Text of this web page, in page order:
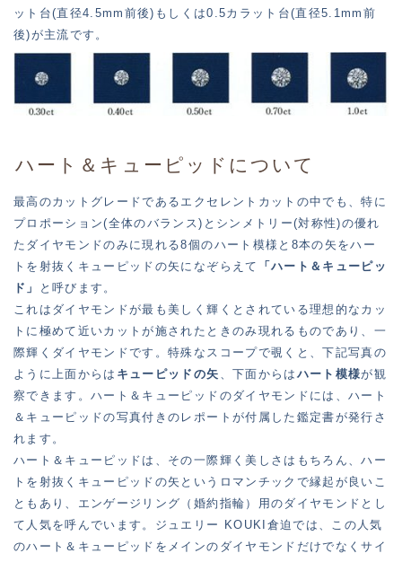
ット台(直径4.5mm前後)もしくは0.5カラット台(直径5.1mm前
後)が主流です。
ハート＆キューピッドについて
最高のカットグレードであるエクセレントカットの中でも、特に
プロポーション(全体のバランス)とシンメトリー(対称性)の優れ
たダイヤモンドのみに現れる8個のハート模様と8本の矢をハー
トを射抜くキューピッドの矢になぞらえて
「ハート＆キューピッ
ド」
と呼びます。
これはダイヤモンドが最も美しく輝くとされている理想的なカッ
トに極めて近いカットが施されたときのみ現れるものであり、一
際輝くダイヤモンドです。特殊なスコープで覗くと、下記写真の
ように上面からは キューピッドの矢 、下面からは ハート模様が観
察できます。ハート＆キューピッドのダイヤモンドには、ハート
＆キューピッドの写真付きのレポートが付属した鑑定書が発行さ
れます。
ハート＆キューピッドは、その一際輝く美しさはもちろん、ハー
トを射抜くキューピッドの矢というロマンチックで縁起が良いこ
ともあり、エンゲージリング（婚約指輪）用のダイヤモンドとし
て人気を呼んでいます。ジュエリー KOUKI倉迫では、この人気
のハート＆キューピッドをメインのダイヤモンドだけでなくサイ